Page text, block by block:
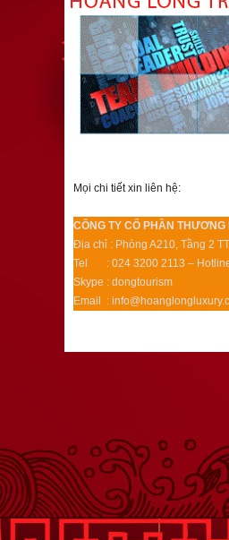
Mọi chi tiết xin liên hệ:
CÔNG TY CỔ PHẦN
Địa chỉ : Phòng A210, Tầng 2
Tel : 024 3200 2113 –
Skype : dongtourism
Email :